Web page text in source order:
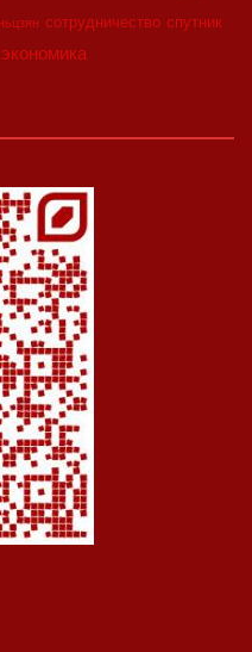
сотрудничество спутник
экономика